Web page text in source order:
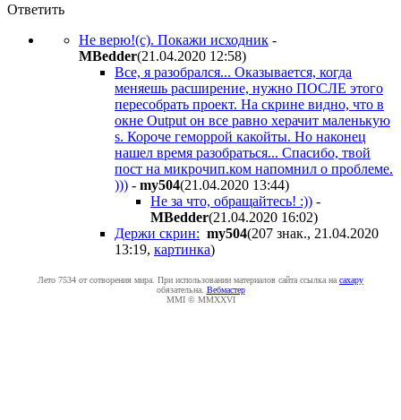
Ответить
Не верю!(с). Покажи исходник -
MBedder(21.04.2020 12:58)
Все, я разобрался... Оказывается, когда
меняешь расширение, нужно ПОСЛЕ этого
пересобрать проект. На скрине видно, что в
окне Output он все равно херачит маленькую
s. Короче геморрой какойты. Но наконец
нашел время разобраться... Спасибо, твой
пост на микрочип.ком напомнил о проблеме.
))) - my504(21.04.2020 13:44)
Не за что, обращайтесь! :)) -
MBedder(21.04.2020 16:02)
Держи скрин: my504(207 знак., 21.04.2020
13:19, картинка)
Лето 7534 от сотворения мира. При использовании материалов сайта ссылка на caxapу
обязательна. Вебмастер
MMI © MMXXVI